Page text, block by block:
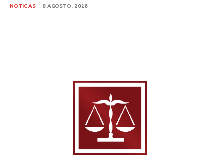
NOTICIAS 8 AGOSTO, 2026